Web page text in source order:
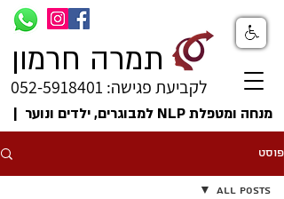
תמרה חרמון
לקביעת פגישה: 052-5918401
מנחה ומטפלת NLP למבוגרים, ילדים ונוער |
פוסט
All Posts